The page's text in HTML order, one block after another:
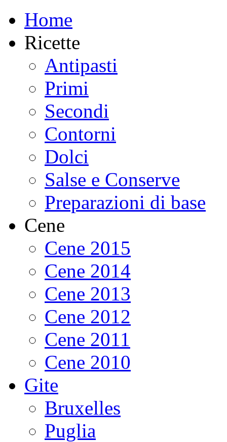
Home
Ricette
Antipasti
Primi
Secondi
Contorni
Dolci
Salse e Conserve
Preparazioni di base
Cene
Cene 2015
Cene 2014
Cene 2013
Cene 2012
Cene 2011
Cene 2010
Gite
Bruxelles
Puglia